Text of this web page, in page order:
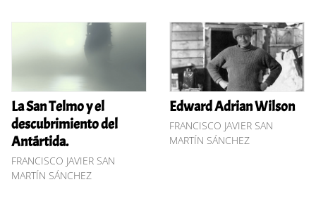
La San Telmo y el
descubrimiento del
Antártida.
FRANCISCO JAVIER SAN
MARTÍN SÁNCHEZ
Edward Adrian Wilson
FRANCISCO JAVIER SAN
MARTÍN SÁNCHEZ